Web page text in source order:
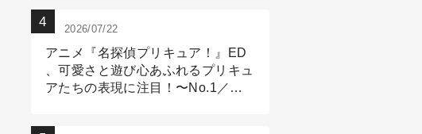
2026/07/22
アニメ『名探偵プリキュア！』ED
、可愛さと遊び心あふれるプリキュ
アたちの表現に注目！〜No.1／演